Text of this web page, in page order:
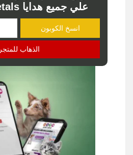
علي جميع هدايا Ferns n Petals
انسخ الكوبون
الذهاب للمتجر